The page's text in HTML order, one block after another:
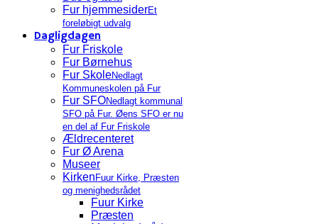
Fur hjemmesiderEt
foreløbigt udvalg
Dagligdagen
Fur Friskole
Fur Børnehus
Fur SkoleNedlagt
Kommuneskolen på Fur
Fur SFONedlagt kommunal
SFO på Fur. Øens SFO er nu
en del af Fur Friskole
Ældrecenteret
Fur Ø Arena
Museer
Kirken Fuur Kirke, Præsten
og menighedsrådet
Fuur Kirke
Præsten